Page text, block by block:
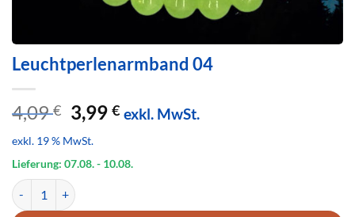
Leuchtperlenarmband 04
4,09€ Ursprünglicher
Preis
war:
4,09 €
3,99€Aktueller
3,99 €.
exkl. MwSt.
exkl. 19 % MwSt.
Lieferung: 07.08.- 10.08.
Leuchtperlenarmband 04 Menge